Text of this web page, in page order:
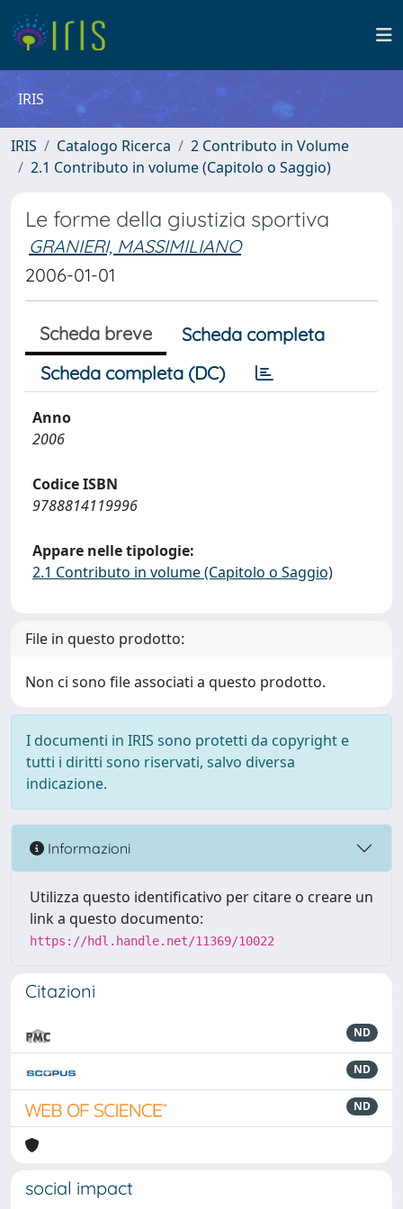
IRIS
IRIS Catalogo Ricerca
2 Contributo in Volume
2.1 Contributo in volume (Capitolo o Saggio)
Le forme della giustizia sportiva
GRANIERI, MASSIMILIANO
2006-01-01
Scheda breve
Scheda completa
Scheda completa (DC)
Anno
2006
Codice ISBN
9788814119996
Appare nelle tipologie:
2.1 Contributo in volume (Capitolo o Saggio)
File in questo prodotto:
Non ci sono file associati a questo prodotto.
I documenti in IRIS sono protetti da copyright e
tutti i diritti sono riservati, salvo diversa
indicazione.
Informazioni
Utilizza questo identificativo per citare o creare un
link a questo documento:
https://hdl.handle.net/11369/10022
Citazioni
ND
ND
ND
social impact